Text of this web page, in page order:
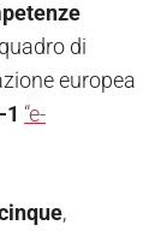
di
europea
“e-
,